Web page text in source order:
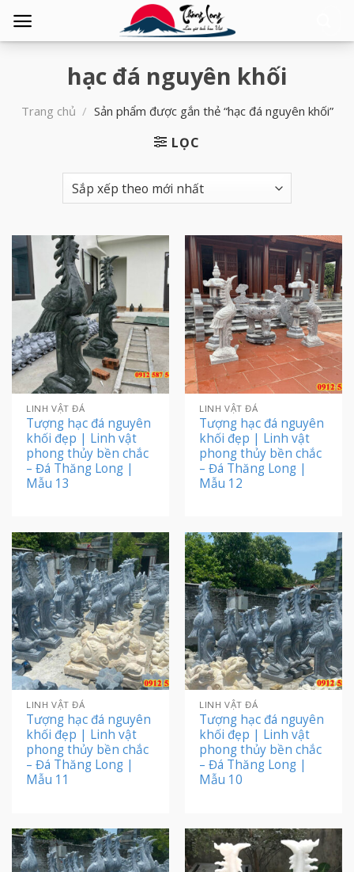
hạc đá nguyên khối
Trang chủ / Sản phẩm được gắn thẻ “hạc đá nguyên khối”
LỌC
LINH VẬT ĐÁ
Tượng hạc đá nguyên
khối đẹp | Linh vật
phong thủy bền chắc
– Đá Thăng Long |
Mẫu 13
LINH VẬT ĐÁ
Tượng hạc đá nguyên
khối đẹp | Linh vật
phong thủy bền chắc
– Đá Thăng Long |
Mẫu 12
LINH VẬT ĐÁ
Tượng hạc đá nguyên
khối đẹp | Linh vật
phong thủy bền chắc
– Đá Thăng Long |
Mẫu 11
LINH VẬT ĐÁ
Tượng hạc đá nguyên
khối đẹp | Linh vật
phong thủy bền chắc
– Đá Thăng Long |
Mẫu 10